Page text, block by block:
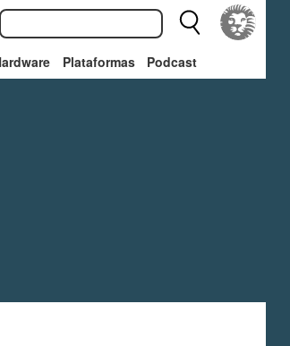
Plataformas Podcast